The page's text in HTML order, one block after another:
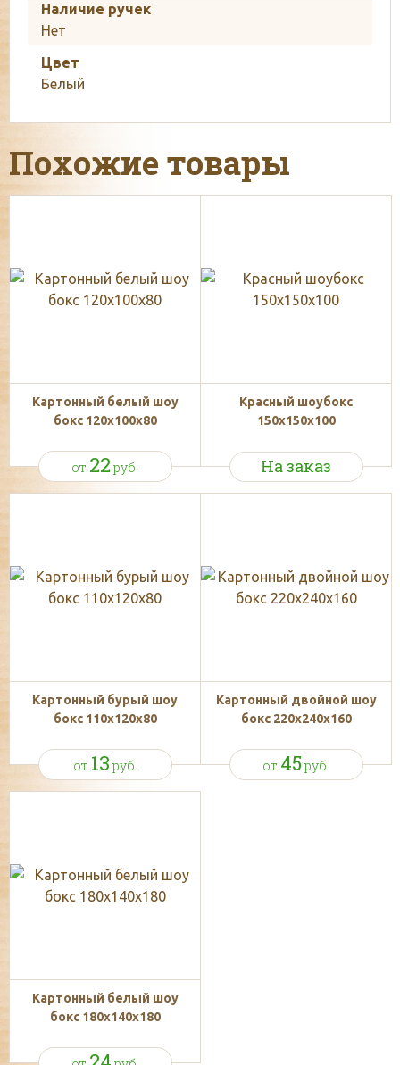
Наличие ручек
Нет
Цвет
Белый
Похожие товары
Картонный белый шоу
бокс 120x100x80
от 22 руб.
Красный шоубокс
150x150x100
На заказ
Картонный бурый шоу
бокс 110x120x80
от 13 руб.
Картонный двойной шоу
бокс 220x240x160
от 45руб.
Картонный белый шоу
бокс 180x140x180